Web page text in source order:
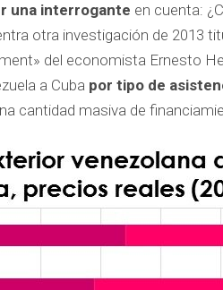
una interrogante en cuenta:
otra investigación de 2013
del economista Ernesto
a Cuba por tipo de
cantidad masiva de